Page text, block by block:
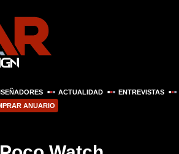
ACTUALIDAD ENTREVISTAS
ANUARIO